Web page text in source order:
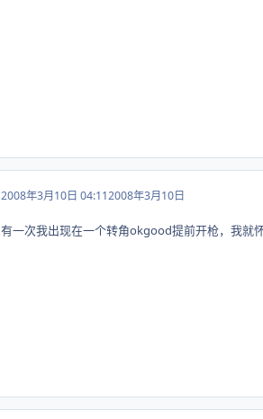
2008年3月10日 04:112008年3月10日
有一次我出现在一个转角okgood提前开枪，我就